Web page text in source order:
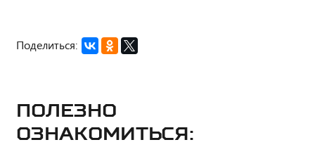
Поделиться:
Полезно
ознакомиться: